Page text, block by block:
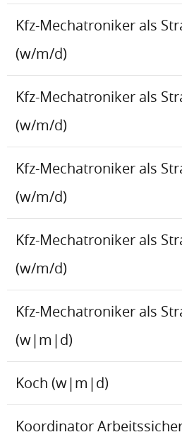
Kfz-Mechatroniker als
(w/m/d)
Kfz-Mechatroniker als
(w/m/d)
Kfz-Mechatroniker als
(w/m/d)
Kfz-Mechatroniker als
(w/m/d)
Kfz-Mechatroniker als
(w|m|d)
Koch (w|m|d)
Koordinator